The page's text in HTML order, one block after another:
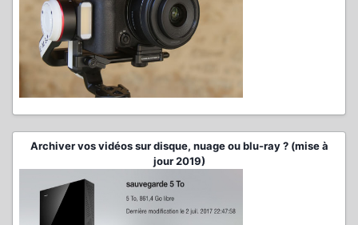
Archiver vos vidéos sur disque, nuage ou blu-ray ? (mise à
jour 2019)